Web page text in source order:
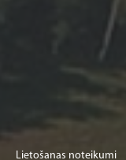
Lietošanas noteikumi